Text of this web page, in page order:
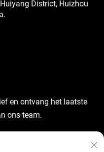
District, Huizhou
en ontvang het laatste
ons team.